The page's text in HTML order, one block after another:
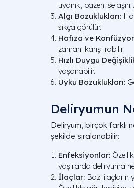
uyanık, bazen ise
Algı Bozuklukları:
sıkça görülür.
Hafıza ve
zamanı karıştırabilir.
Hızlı Duygu
yaşanabilir.
Uyku Bozuklukları:
Deliryumun
Deliryum, birçok farklı
şekilde sıralanabilir:
Enfeksiyonlar:
yaşlılarda deliryuma
İlaçlar: Bazı